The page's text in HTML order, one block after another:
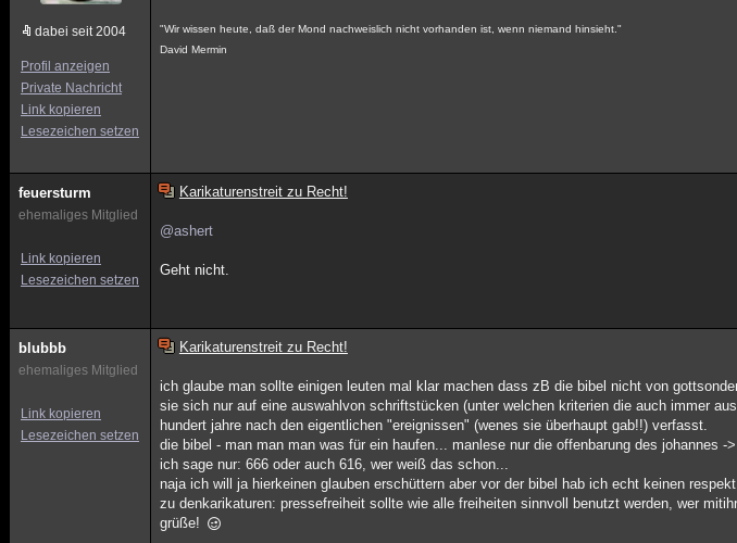
dabei seit 2004
Profil anzeigen
Private Nachricht
Link kopieren
Lesezeichen setzen
"Wir wissen heute, daß der Mond nachweislich nicht vorhanden ist, wenn niemand hinsieht."
David Mermin
feuersturm
ehemaliges Mitglied
Link kopieren
Lesezeichen setzen
Karikaturenstreit zu Recht!
@ashert
Geht nicht.
blubbb
ehemaliges Mitglied
Link kopieren
Lesezeichen setzen
Karikaturenstreit zu Recht!
ich glaube man sollte einigen leuten mal klar machen dass zB die bibel nicht von
sie sich nur auf eine auswahlvon schriftstücken (unter welchen kriterien die auch immer
hundert jahre nach den eigentlichen "ereignissen" (wenes sie überhaupt gab!!) verfasst.
die bibel - man man man was für ein haufen... manlese nur die offenbarung des johannes
ich sage nur: 666 oder auch 616, wer weiß das schon...
naja ich will ja hierkeinen glauben erschüttern aber vor der bibel hab ich echt keinen
zu denkarikaturen: pressefreiheit sollte wie alle freiheiten sinnvoll benutzt werden, wer
grüße!